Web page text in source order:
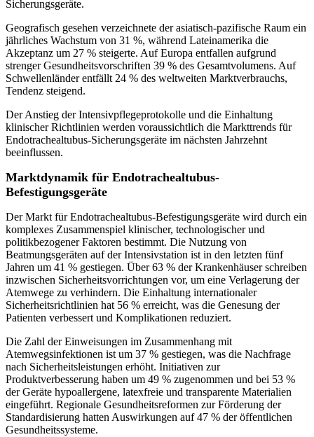
Sicherungsgeräte.
Geografisch gesehen verzeichnete der asiatisch-pazifische Raum ein
jährliches Wachstum von 31 %, während Lateinamerika die
Akzeptanz um 27 % steigerte. Auf Europa entfallen aufgrund
strenger Gesundheitsvorschriften 39 % des Gesamtvolumens. Auf
Schwellenländer entfällt 24 % des weltweiten Marktverbrauchs,
Tendenz steigend.
Der Anstieg der Intensivpflegeprotokolle und die Einhaltung
klinischer Richtlinien werden voraussichtlich die Markttrends für
Endotrachealtubus-Sicherungsgeräte im nächsten Jahrzehnt
beeinflussen.
Marktdynamik für Endotrachealtubus-
Befestigungsgeräte
Der Markt für Endotrachealtubus-Befestigungsgeräte wird durch ein
komplexes Zusammenspiel klinischer, technologischer und
politikbezogener Faktoren bestimmt. Die Nutzung von
Beatmungsgeräten auf der Intensivstation ist in den letzten fünf
Jahren um 41 % gestiegen. Über 63 % der Krankenhäuser schreiben
inzwischen Sicherheitsvorrichtungen vor, um eine Verlagerung der
Atemwege zu verhindern. Die Einhaltung internationaler
Sicherheitsrichtlinien hat 56 % erreicht, was die Genesung der
Patienten verbessert und Komplikationen reduziert.
Die Zahl der Einweisungen im Zusammenhang mit
Atemwegsinfektionen ist um 37 % gestiegen, was die Nachfrage
nach Sicherheitsleistungen erhöht. Initiativen zur
Produktverbesserung haben um 49 % zugenommen und bei 53 %
der Geräte hypoallergene, latexfreie und transparente Materialien
eingeführt. Regionale Gesundheitsreformen zur Förderung der
Standardisierung hatten Auswirkungen auf 47 % der öffentlichen
Gesundheitssysteme.